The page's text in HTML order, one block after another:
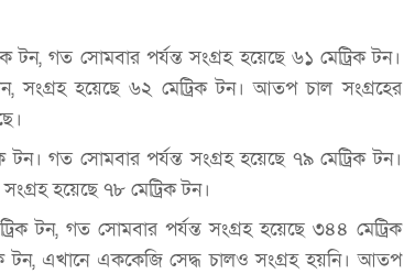
টন, গত সোমবার পর্যন্ত সংগ্রহ হয়েছে ৬১ মেট্রিক টন।
সংগ্রহ হয়েছে ৬২ মেট্রিক টন। আতপ চাল সংগ্রহের
টন। গত সোমবার পর্যন্ত সংগ্রহ হয়েছে ৭৯ মেট্রিক টন।
হয়েছে ৭৮ মেট্রিক টন।
টন, গত সোমবার পর্যন্ত সংগ্রহ হয়েছে ৩৪৪ মেট্রিক
টন, এখানে এককেজি সেদ্ধ চালও সংগ্রহ হয়নি। আতপ